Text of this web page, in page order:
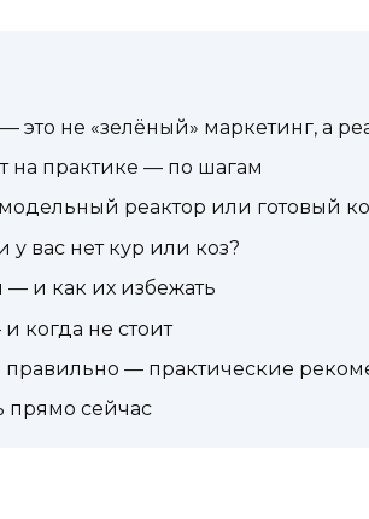
это не «зелёный» маркетинг, а
на практике — по шагам
реактор или готовый
у вас нет кур или коз?
и как их избежать
когда не стоит
правильно — практические
прямо сейчас